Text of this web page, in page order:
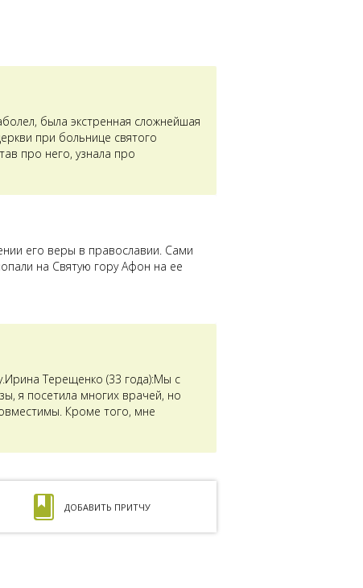
была экстренная сложнейшая
при больнице святого
про него, узнала про
его веры в православии. Сами
на Святую гору Афон на ее
Терещенко (33 года):Мы с
я посетила многих врачей, но
Кроме того, мне
ДОБАВИТЬ ПРИТЧУ